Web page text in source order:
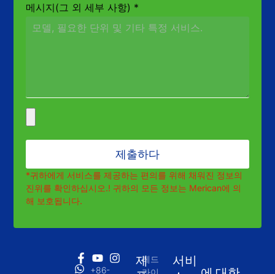
메시지(그 외 세부 사항) *
제출하다
*귀하에게 서비스를 제공하는 편의를 위해 채워진 정보의
진위를 확인하십시오.! 귀하의 모든 정보는 Merican에 의
해 보호됩니다.
+86-
제레드
라이
서비